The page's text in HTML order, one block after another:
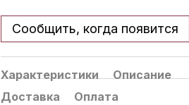
Сообщить, когда появится
Характеристики
Описание
Доставка
Оплата